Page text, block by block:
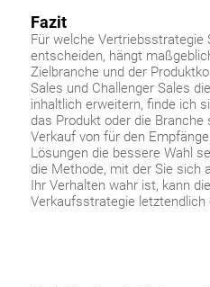
Fazit
Für welche Vertriebsstrategie
entscheiden, hängt
Zielbranche und der
Sales und Challenger Sales
inhaltlich erweitern, finde ich
das Produkt oder die
Verkauf von für den
Lösungen die bessere Wahl
die Methode, mit der Sie sich
Ihr Verhalten wahr ist, kann
Verkaufsstrategie letztendlich